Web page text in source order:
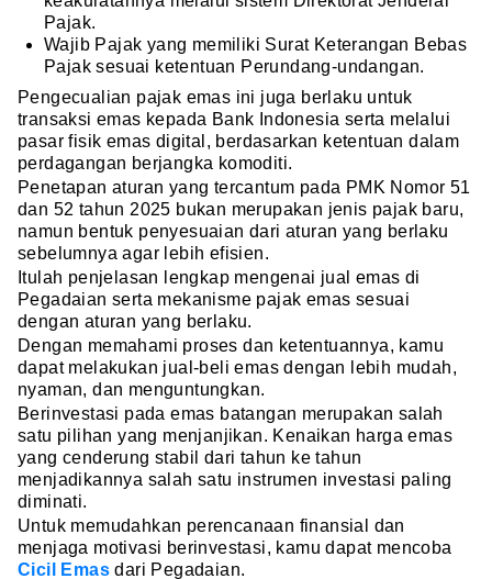
Pajak.
Wajib Pajak yang memiliki Surat Keterangan Bebas
Pajak sesuai ketentuan Perundang-undangan.
Pengecualian pajak emas ini juga berlaku untuk
transaksi emas kepada Bank Indonesia serta melalui
pasar fisik emas digital, berdasarkan ketentuan dalam
perdagangan berjangka komoditi.
Penetapan aturan yang tercantum pada PMK Nomor 51
dan 52 tahun 2025 bukan merupakan jenis pajak baru,
namun bentuk penyesuaian dari aturan yang berlaku
sebelumnya agar lebih efisien.
Itulah penjelasan lengkap mengenai jual emas di
Pegadaian serta mekanisme pajak emas sesuai
dengan aturan yang berlaku.
Dengan memahami proses dan ketentuannya, kamu
dapat melakukan jual-beli emas dengan lebih mudah,
nyaman, dan menguntungkan.
Berinvestasi pada emas batangan merupakan salah
satu pilihan yang menjanjikan. Kenaikan harga emas
yang cenderung stabil dari tahun ke tahun
menjadikannya salah satu instrumen investasi paling
diminati.
Untuk memudahkan perencanaan finansial dan
menjaga motivasi berinvestasi, kamu dapat mencoba
Cicil Emas dari Pegadaian.